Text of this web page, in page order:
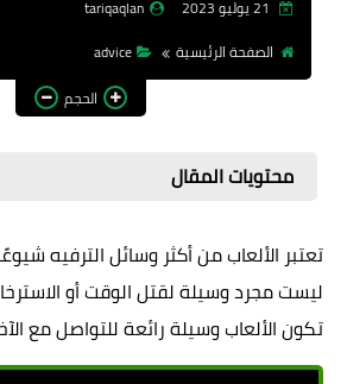
tariqaqlan
الصفحة الرئيسية
advice
الحجم
محتويات المقال
تعتبر الألعاب من أكثر وسائل الترفيه
ليست مجرد وسيلة لقتل الوقت أو
تكونالألعاب وسيلة رائعة للتواصل مع